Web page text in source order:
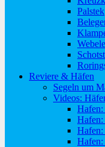
Palstek
Reviere & Häfen
Segeln um
Videos:
Hafen:
Hafen: